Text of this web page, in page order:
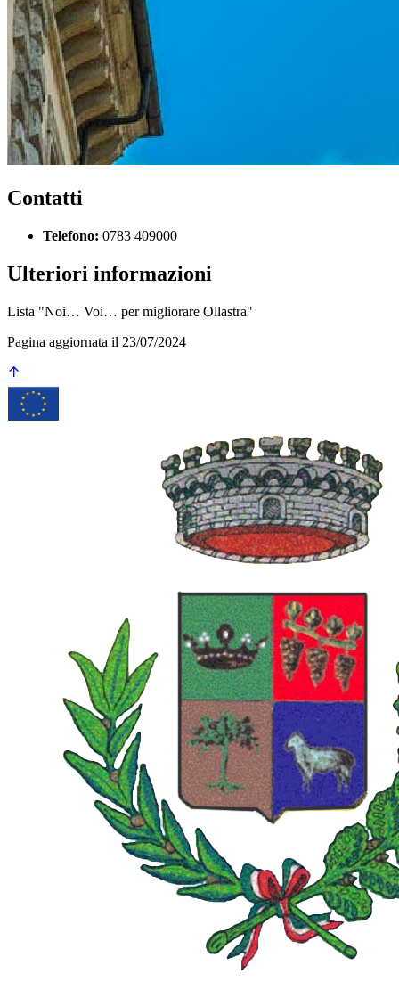
Contatti
Telefono: 0783 409000
Ulteriori informazioni
Lista "Noi… Voi… per migliorare Ollastra"
Pagina aggiornata il 23/07/2024